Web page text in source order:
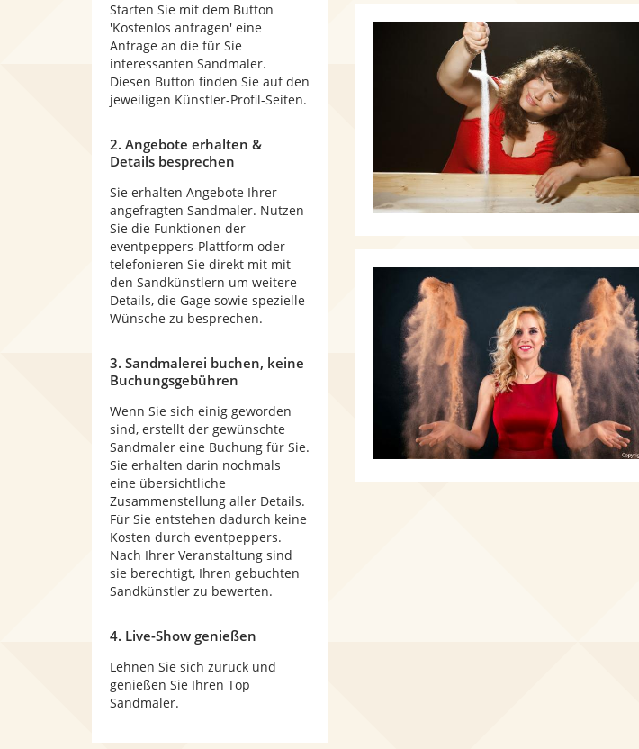
Starten Sie mit dem Button
'Kostenlos anfragen' eine
Anfrage an die für Sie
interessanten Sandmaler.
Diesen Button finden Sie auf den
jeweiligen Künstler-Profil-Seiten.
2. Angebote erhalten &
Details besprechen
Sie erhalten Angebote Ihrer
angefragten Sandmaler. Nutzen
Sie die Funktionen der
eventpeppers-Plattform oder
telefonieren Sie direkt mit mit
den Sandkünstlern um weitere
Details, die Gage sowie spezielle
Wünsche zu besprechen.
3. Sandmalerei buchen, keine
Buchungsgebühren
Wenn Sie sich einig geworden
sind, erstellt der gewünschte
Sandmaler eine Buchung für Sie.
Sie erhalten darin nochmals
eine übersichtliche
Zusammenstellung aller Details.
Für Sie entstehen dadurch keine
Kosten durch eventpeppers.
Nach Ihrer Veranstaltung sind
sie berechtigt, Ihren gebuchten
Sandkünstler zu bewerten.
4. Live-Show genießen
Lehnen Sie sich zurück und
genießen Sie Ihren Top
Sandmaler.